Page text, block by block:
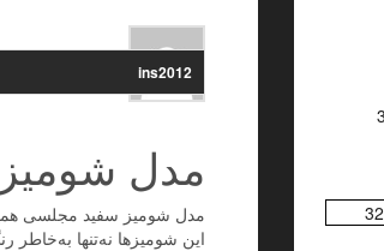
ins2012
مدل
مدل شومیز سفید مجلسی
این شومیزها نه‌تنها به‌خاطر